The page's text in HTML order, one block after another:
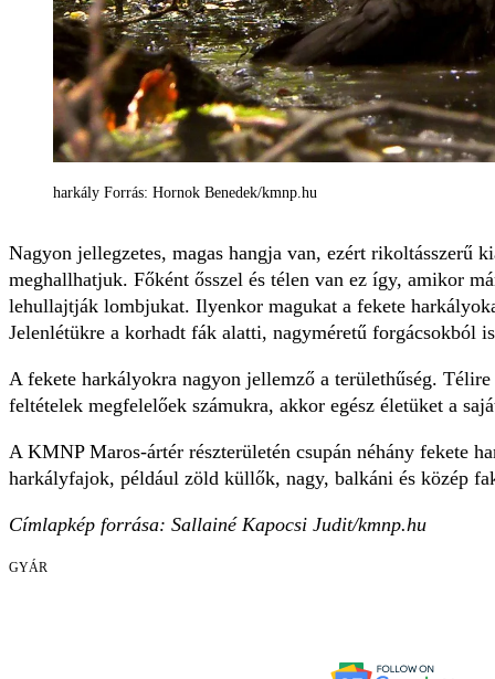
harkály Forrás: Hornok Benedek/kmnp.hu
Nagyon jellegzetes, magas hangja van, ezért rikoltásszerű
meghallhatjuk. Főként ősszel és télen van ez így, amikor
lehullajtják lombjukat. Ilyenkor magukat a fekete
Jelenlétükre a korhadt fák alatti, nagyméretű forgácsokból
A fekete harkályokra nagyon jellemző a területhűség.
feltételek megfelelőek számukra, akkor egész életüket a
A KMNP Maros-ártér részterületén csupán néhány fekete
harkályfajok, például zöld küllők, nagy, balkáni és közép
Címlapkép forrása: Sallainé Kapocsi Judit/kmnp.hu
GYÁR